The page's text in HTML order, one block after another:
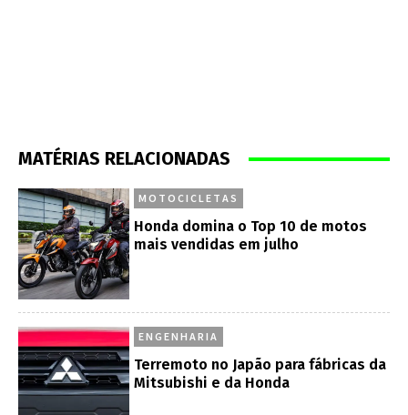
MATÉRIAS RELACIONADAS
MOTOCICLETAS
Honda domina o Top 10 de motos
mais vendidas em julho
ENGENHARIA
Terremoto no Japão para fábricas da
Mitsubishi e da Honda